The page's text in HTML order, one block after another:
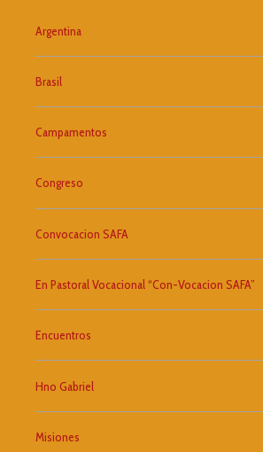
Argentina
Brasil
Campamentos
Congreso
Convocacion SAFA
En Pastoral Vocacional “Con-Vocacion SAFA”
Encuentros
Hno Gabriel
Misiones